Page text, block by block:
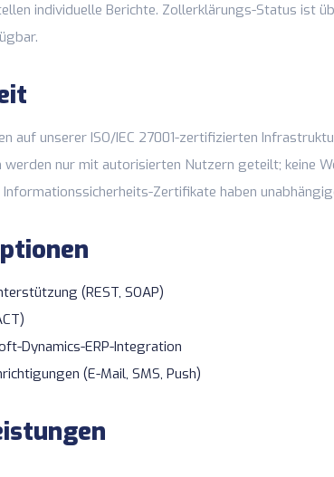
individuelle Berichte. Zollerklärungs-Status ist
auf unserer ISO/IEC 27001-zertifizierten
werden nur mit autorisierten Nutzern geteilt; keine
Informationssicherheits-Zertifikate haben
(REST, SOAP)
Dynamics-ERP-Integration
(E-Mail, SMS, Push)